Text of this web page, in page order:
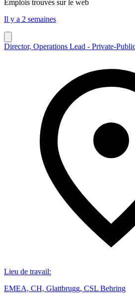
Emplois trouvés sur le web
Il y a 2 semaines
Director, Operations Lead - Private-
Lieu de travail:
EMEA, CH, Glattbrugg, CSL Behring